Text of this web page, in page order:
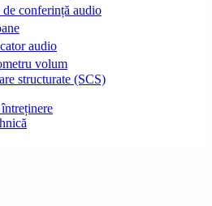
de conferință audio
audio
volum
structurate (SCS)